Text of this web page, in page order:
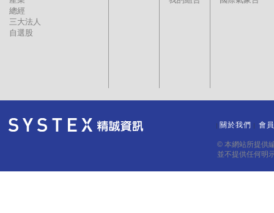
總經
三大法人
自選股
關於我們 會
© 本網站所提供
並不提供任何明